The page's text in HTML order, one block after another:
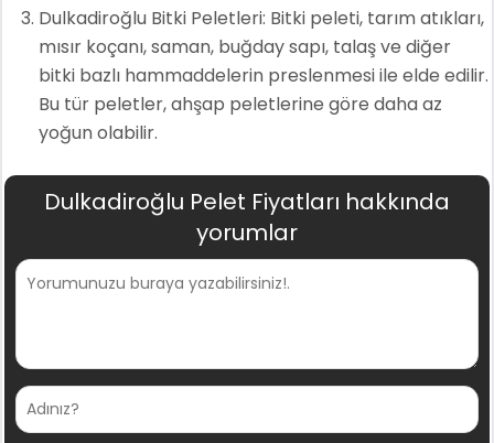
Dulkadiroğlu Bitki Peletleri: Bitki peleti, tarım atıkları,
mısır koçanı, saman, buğday sapı, talaş ve diğer
bitki bazlı hammaddelerin preslenmesi ile elde edilir.
Bu tür peletler, ahşap peletlerine göre daha az
yoğun olabilir.
Dulkadiroğlu Pelet Fiyatları hakkında
yorumlar